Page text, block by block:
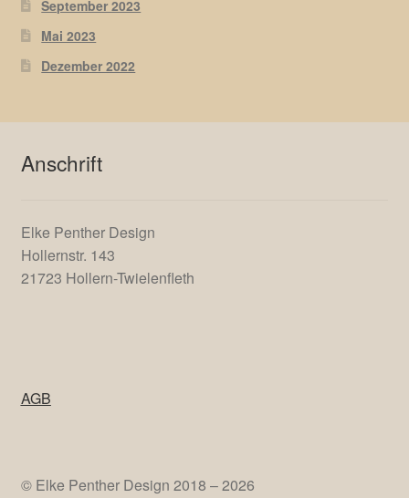
Neueste Beiträge
September 2023
Dezember 2022
Elke Penther Design